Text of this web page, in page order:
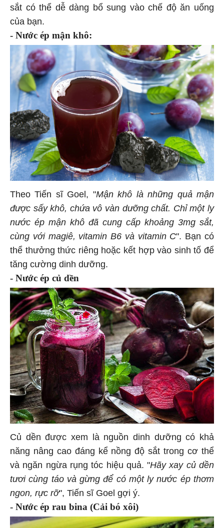
sắt có thể dễ dàng bổ sung vào chế độ ăn uống
của bạn.
- Nước ép mận khô:
Theo Tiến sĩ Goel, "Mận khô là những quả mận
được sấy khô, chứa vô vàn dưỡng chất. Chỉ một ly
nước ép mận khô đã cung cấp khoảng 3mg sắt,
cùng với magiê, vitamin B6 và vitamin C". Bạn có
thể thưởng thức riêng hoặc kết hợp vào sinh tố để
tăng cường dinh dưỡng.
- Nước ép củ dền
Củ dền được xem là nguồn dinh dưỡng có khả
năng nâng cao đáng kể nồng độ sắt trong cơ thể
và ngăn ngừa rụng tóc hiệu quả. "Hãy xay củ dền
tươi cùng táo và gừng để có một ly nước ép thơm
ngon, rực rỡ", Tiến sĩ Goel gợi ý.
- Nước ép rau bina (Cải bó xôi)